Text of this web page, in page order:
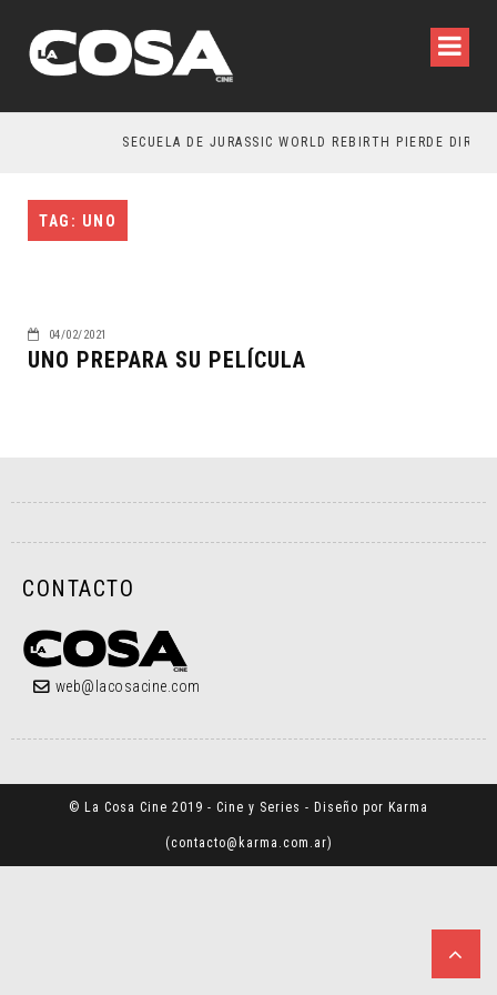
SECUELA DE JURASSIC WORLD REBIRTH PIERDE
TAG: UNO
04/02/2021
UNO PREPARA SU PELÍCULA
CONTACTO
web@lacosacine.com
© La Cosa Cine 2019 - Cine y Series - Diseño por Karma
(contacto@karma.com.ar)